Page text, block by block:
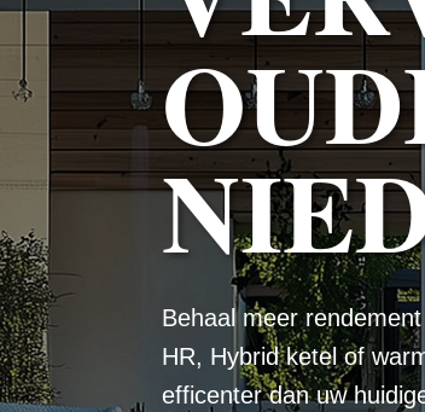
Behaal meer
HR, Hybrid ketel of
efficenter dan uw